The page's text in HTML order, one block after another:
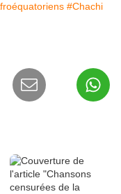
#Chachi